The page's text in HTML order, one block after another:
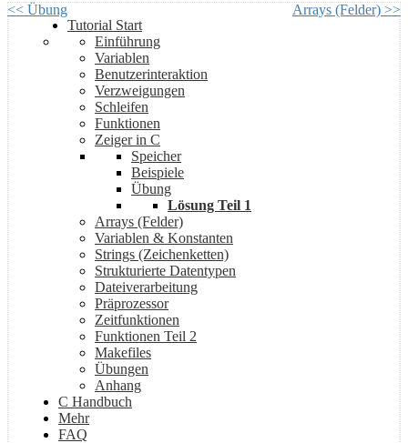
<< Übung
Arrays (Felder) >>
Tutorial Start
Einführung
Variablen
Benutzerinteraktion
Verzweigungen
Schleifen
Funktionen
Zeiger in C
Speicher
Beispiele
Übung
Lösung Teil 1
Arrays (Felder)
Variablen & Konstanten
Strings (Zeichenketten)
Strukturierte Datentypen
Dateiverarbeitung
Präprozessor
Zeitfunktionen
Funktionen Teil 2
Makefiles
Übungen
Anhang
C Handbuch
Mehr
FAQ